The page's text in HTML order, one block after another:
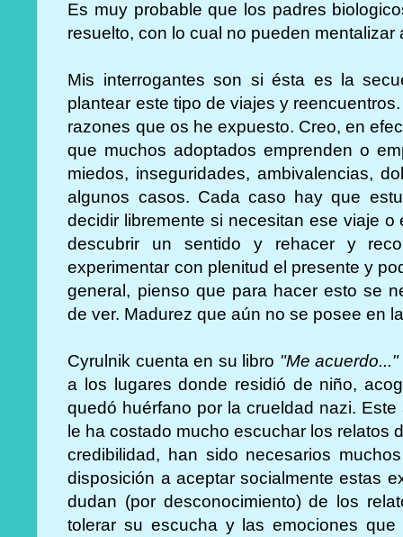
Es muy probable que los padres
resuelto, con lo cual no pueden mentalizar
Mis interrogantes son si ésta es la
plantear este tipo de viajes y
razones que os he expuesto. Creo, en
que muchos adoptados emprenden o
miedos, inseguridades, ambivalencias,
algunos casos. Cada caso hay que
decidir libremente si necesitan ese viaje
descubrir un sentido y rehacer y
experimentar con plenitud el presente y
general, pienso que para hacer esto se
de ver. Madurez que aún no se posee en
Cyrulnik cuenta en su libro "Me acuerdo..."
a los lugares donde residió de niño,
quedó huérfano por la crueldad nazi.
le ha costado mucho escuchar los relatos
credibilidad, han sido necesarios
disposición a aceptar socialmente estas
dudan (por desconocimiento) de los
tolerar su escucha y las emociones